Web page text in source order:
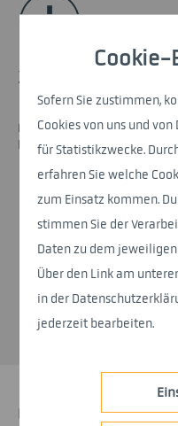
Cookie-
Sofern Sie zustimmen,
Cookies von uns und von
für Statistikzwecke.
erfahren Sie welche
zum Einsatz kommen.
stimmen Sie der
Daten zu dem
Über den Link am
in der
jederzeit bearbeiten.
Zusatzmodule.
Mit optionalen
Prozesse – oder machen
Production Monitoring
Web Dashboard
Integration
Unsere